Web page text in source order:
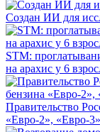
обрабатываем ваши
«Яндекс. Метрика».
Политикой
Популярные
Как один из
гидрокостюм